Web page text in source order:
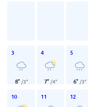
3
8° /3°
4
7° /4°
5
6° /3°
10 11 12